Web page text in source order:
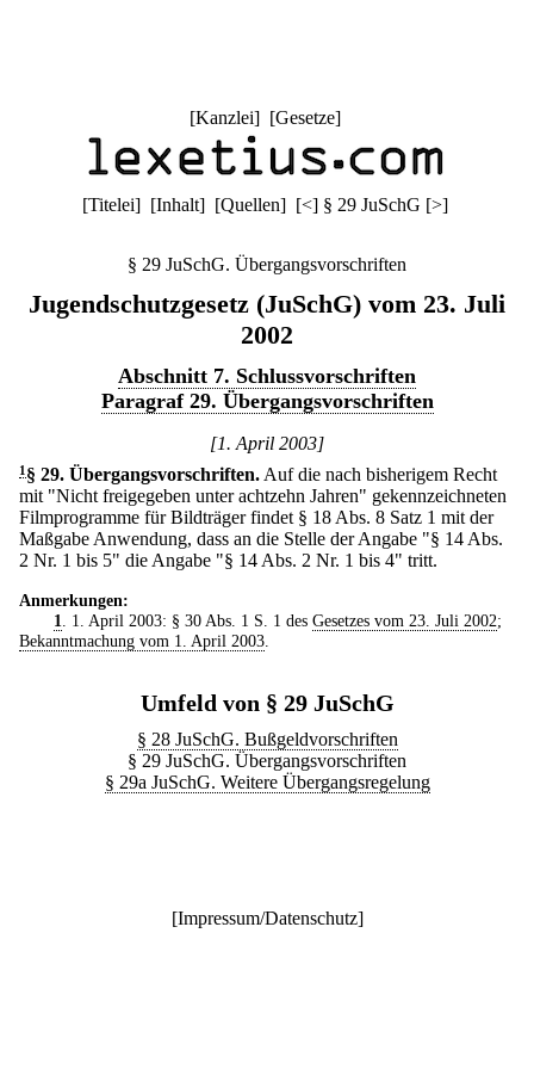
[Kanzlei] [Gesetze]
[Titelei] [Inhalt] [Quellen] [<] § 29 JuSchG [>]
§ 29 JuSchG. Übergangsvorschriften
Jugendschutzgesetz (JuSchG) vom 23. Juli
2002
Abschnitt 7. Schlussvorschriften
Paragraf 29. Übergangsvorschriften
[1. April 2003]
1 § 29. Übergangsvorschriften. Auf die nach bisherigem Recht
mit "Nicht freigegeben unter achtzehn Jahren" gekennzeichneten
Filmprogramme für Bildträger findet § 18 Abs. 8 Satz 1 mit der
Maßgabe Anwendung, dass an die Stelle der Angabe "§ 14 Abs.
2 Nr. 1 bis 5" die Angabe "§ 14 Abs. 2 Nr. 1 bis 4" tritt.
Anmerkungen:
1
. 1. April 2003: § 30 Abs. 1 S. 1 des Gesetzes vom 23. Juli 2002;
Bekanntmachung vom 1. April 2003
Umfeld von § 29 JuSchG
§ 28 JuSchG. Bußgeldvorschriften
§ 29 JuSchG. Übergangsvorschriften
§ 29a JuSchG. Weitere Übergangsregelung
[Impressum/Datenschutz]